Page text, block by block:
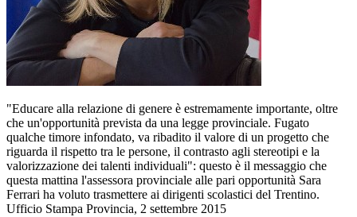
"Educare alla relazione di genere è estremamente importante, oltre
che un'opportunità prevista da una legge provinciale. Fugato
qualche timore infondato, va ribadito il valore di un progetto che
riguarda il rispetto tra le persone, il contrasto agli stereotipi e la
valorizzazione dei talenti individuali": questo è il messaggio che
questa mattina l'assessora provinciale alle pari opportunità Sara
Ferrari ha voluto trasmettere ai dirigenti scolastici del Trentino.
Ufficio Stampa Provincia, 2 settembre 2015